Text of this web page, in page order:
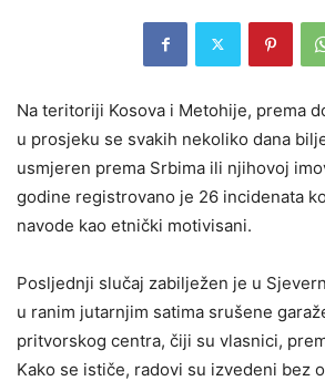
Na teritoriji Kosova i Metohije, prema
u prosjeku se svakih nekoliko dana
usmjeren prema Srbima ili njihovoj
godine registrovano je 26 incidenata
navode kao etnički motivisani.
Posljednji slučaj zabilježen je u
u ranim jutarnjim satima srušene
pritvorskog centra, čiji su vlasnici,
Kako se ističe, radovi su izvedeni bez